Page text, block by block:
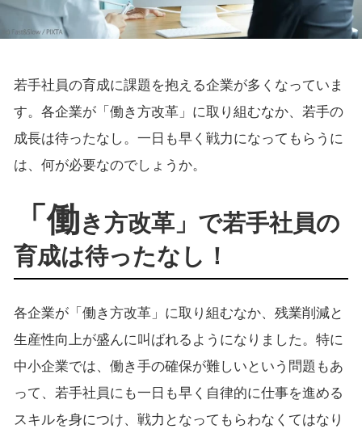
若手社員の育成に課題を抱える企業が多くなっていま
す。各企業が「働き方改革」に取り組むなか、若手の
成長は待ったなし。一日も早く戦力になってもらうに
は、何が必要なのでしょうか。
「働き方改革」で若手社員の
育成は待ったなし！
各企業が「働き方改革」に取り組むなか、残業削減と
生産性向上が盛んに叫ばれるようになりました。特に
中小企業では、働き手の確保が難しいという問題もあ
って、若手社員にも一日も早く自律的に仕事を進める
スキルを身につけ、戦力となってもらわなくてはなり